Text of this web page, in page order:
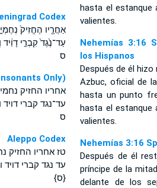
Codex
אַחֲרָ֤יו הֶחֱזִיק֙
עַד־נֶ֙גֶד֙ קִבְרֵ֣י
ס
Only)
אחריו החזיק
עד־נגד קברי
ס
Aleppo Codex
טז אחריו החזיק
עד נגד קברי
{ס}
hasta el estanque
valientes.
Nehemías 3:16
los Hispanos
Después de él hizo
Azbuc, oficial de
hasta un punto
hasta el estanque
valientes.
Nehemías 3:16
Después de él
príncipe de la
delante de los